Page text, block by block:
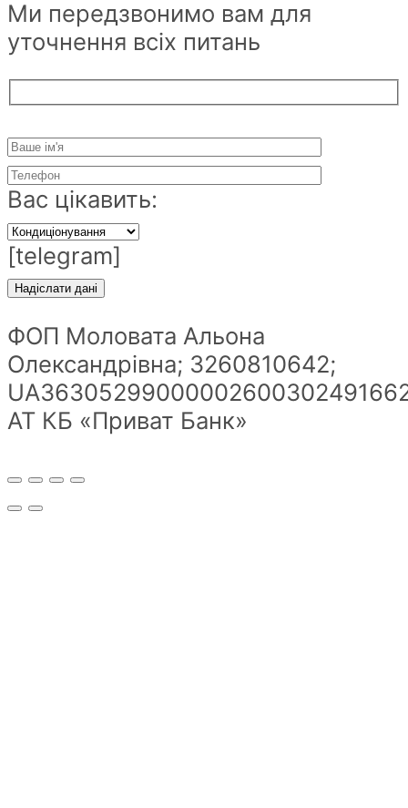
Ми передзвонимо вам для
уточнення всіх питань
Вас цікавить:
[telegram]
ФОП Моловата Альона
Олександрівна; 3260810642;
АТ КБ «Приват Банк»